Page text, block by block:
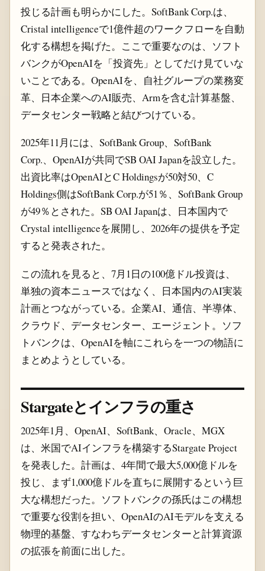
投じる計画も明らかにした。SoftBank Corp.は、
Cristal intelligenceで1億件超のワークフローを自動
化する構想を掲げた。ここで重要なのは、ソフト
バンクがOpenAIを「投資先」としてだけ見ていな
いことである。OpenAIを、自社グループの業務変
革、日本企業へのAI販売、Armを含む計算基盤、
データセンター戦略と結びつけている。
2025年11月には、SoftBank Group、SoftBank
Corp.、OpenAIが共同でSB OAI Japanを設立した。
出資比率はOpenAIとC Holdingsが50対50、C
Holdings側はSoftBank Corp.が51％、SoftBank Group
が49％とされた。SB OAI Japanは、日本国内で
Crystal intelligenceを展開し、2026年の提供を予定
すると発表された。
この流れを見ると、7月1日の100億ドル投資は、
単独の資本ニュースではなく、日本国内のAI実装
計画とつながっている。企業AI、通信、半導体、
クラウド、データセンター、エージェント。ソフ
トバンクは、OpenAIを軸にこれらを一つの物語に
まとめようとしている。
Stargateとインフラの重さ
2025年1月、OpenAI、SoftBank、Oracle、MGX
は、米国でAIインフラを構築するStargate Project
を発表した。計画は、4年間で最大5,000億ドルを
投じ、まず1,000億ドルを直ちに展開するという巨
大な構想だった。ソフトバンクの孫氏はこの構想
で重要な役割を担い、OpenAIのAIモデルを支える
物理的基盤、すなわちデータセンターと計算資源
の拡張を前面に出した。